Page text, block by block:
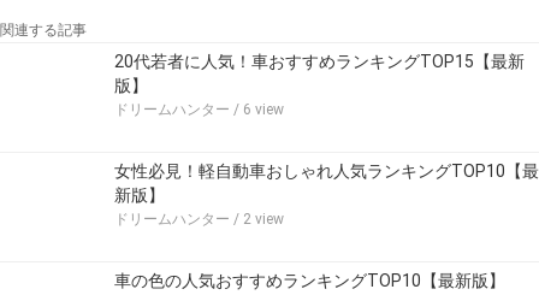
関連する記事
20代若者に人気！車おすすめランキングTOP15【最新
版】
ドリームハンター / 6 view
女性必見！軽自動車おしゃれ人気ランキングTOP10【最
新版】
ドリームハンター / 2 view
車の色の人気おすすめランキングTOP10【最新版】